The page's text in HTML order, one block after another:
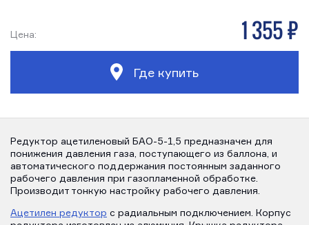
Цена: 1 355 р
Где купить
Редуктор ацетиленовый БАО-5-1,5 предназначен для
понижения давления газа, поступающего из баллона, и
автоматического поддержания постоянным заданного
рабочего давления при газопламенной обработке.
Производит тонкую настройку рабочего давления.
Ацетилен редуктор с радиальным подключением. Корпус